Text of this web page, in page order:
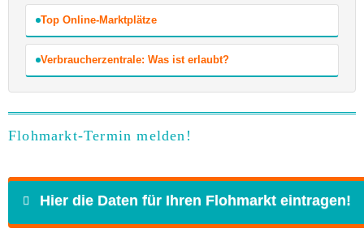
Top Online-Marktplätze
Verbraucherzentrale: Was ist erlaubt?
Flohmarkt-Termin melden!
Hier die Daten für Ihren Flohmarkt eintragen!